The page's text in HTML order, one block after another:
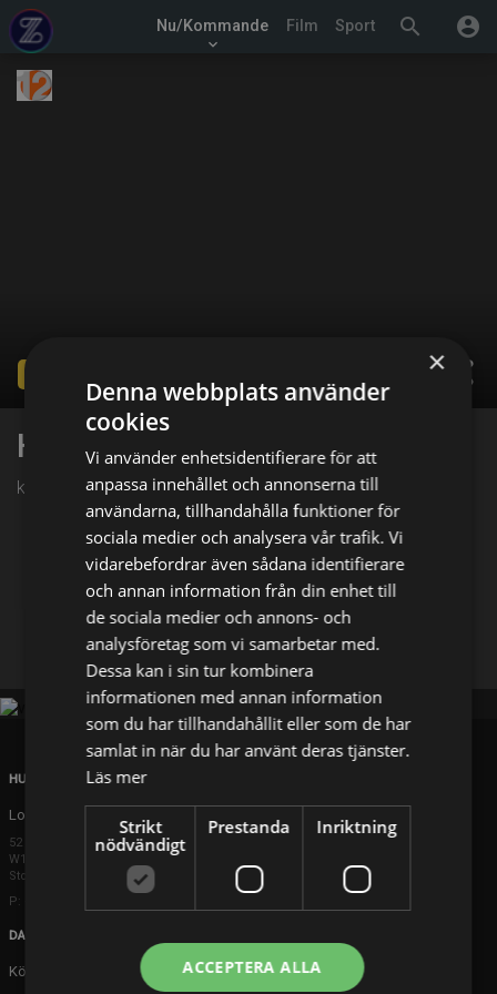
search account_circle
Nu/Kommande
keyboard_arrow_down
Film Sport
share
Human Error
kl. 03:25 på TV12
Facebook X
HUVUDKONTOR
London
52 Brook Street
W1K 5DS London
Storbritannien
P: +44 203 608 8181
DANMARK
Köpenhamn
×
Denna webbplats använder
cookies
Vi använder enhetsidentifierare för att
anpassa innehållet och annonserna till
användarna, tillhandahålla funktioner för
sociala medier och analysera vår trafik. Vi
vidarebefordrar även sådana identifierare
och annan information från din enhet till
de sociala medier och annons- och
analysföretag som vi samarbetar med.
Dessa kan i sin tur kombinera
informationen med annan information
som du har tillhandahållit eller som de har
samlat in när du har använt deras tjänster.
Läs mer
Strikt
nödvändigt
Prestanda Inriktning
ACCEPTERA ALLA